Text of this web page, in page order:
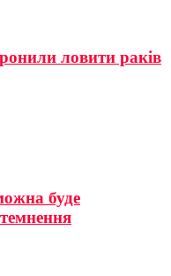
ловити раків
буде